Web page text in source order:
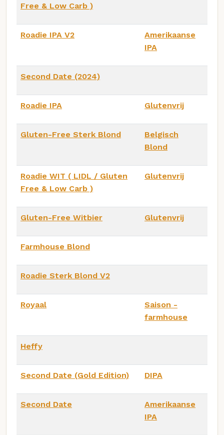
Free & Low Carb )
Roadie IPA V2
Amerikaanse
IPA
Second Date (2024)
Roadie IPA Glutenvrij
Gluten-Free Sterk Blond
Belgisch
Blond
Roadie WIT ( LIDL / Gluten
Free & Low Carb )
Glutenvrij
Gluten-Free Witbier Glutenvrij
Farmhouse Blond
Roadie Sterk Blond V2
Royaal
Saison -
farmhouse
Heffy
Second Date (Gold Edition) DIPA
Second Date
Amerikaanse
IPA